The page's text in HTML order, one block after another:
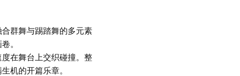
群舞与踢踏舞的多元素
。
在舞台上交织碰撞。整
机的开篇乐章。